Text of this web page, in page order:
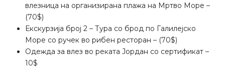
влезница на организирана плажа на Мртво Море –
(70$)
Екскурзија број 2 – Тура со брод по Галилејско
Море со ручек во рибен ресторан – (70$)
Одежда за влез во реката Јордан со сертификат –
10$